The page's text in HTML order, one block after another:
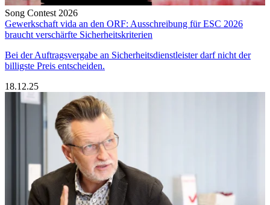
Song Contest 2026
Gewerkschaft vida an den ORF: Ausschreibung für ESC 2026
braucht verschärfte Sicherheitskriterien
Bei der Auftragsvergabe an Sicherheitsdienstleister darf nicht der
billigste Preis entscheiden.
18.12.25